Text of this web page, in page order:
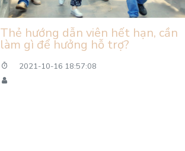
Thẻ hướng dẫn viên hết hạn, cần
làm gì để hưởng hỗ trợ?
2021-10-16 18:57:08